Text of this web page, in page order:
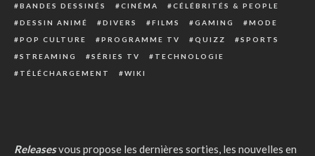
BANDES DESSINÉS
CINÉMA
CÉLÉBRITÉS & PEOPLE
DESSIN ANIMÉ
DIVERS FILMS GAMING
MODE
POP CULTURE
PROGRAMME TV QUIZZ
SPORTS
STREAMING
SÉRIES TV
TECHNOLOGIE
TÉLÉCHARGEMENT
WIKI
Releasesvous propose les dernières sorties, les nouvelles en